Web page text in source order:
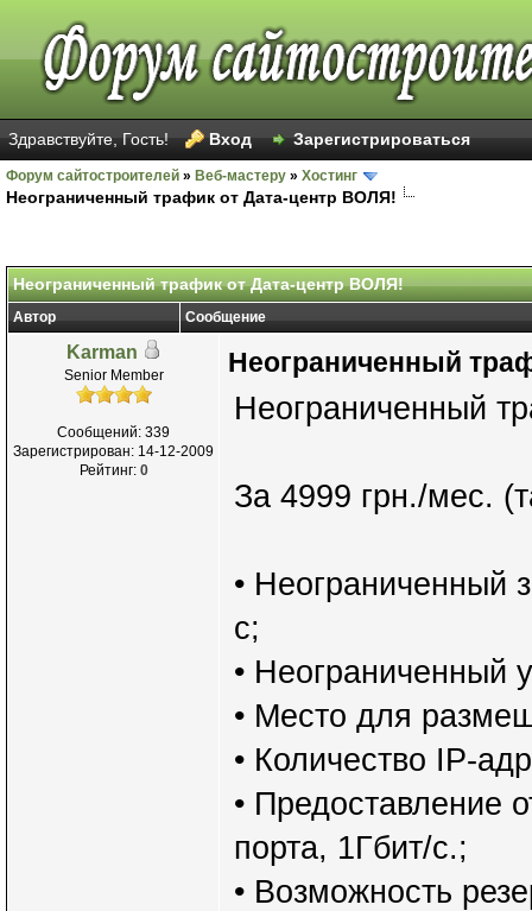
Здравствуйте, Гость! Вход Зарегистрироваться
Форум сайтостроителей » Веб-мастеру » Хостинг
Неограниченный трафик от Дата-центр ВОЛЯ!
Неограниченный трафик от Дата-центр ВОЛЯ!
Автор Сообщение
Karman
Senior Member
Сообщений: 339
Зарегистрирован: 14-12-2009
Рейтинг: 0
Неограниченный
Неограниченный
За 4999 грн./мес.
• Неограниченный
с;
• Неограниченный
• Место для
• Количество IP-
• Предоставление
порта, 1Гбит/с.;
• Возможность